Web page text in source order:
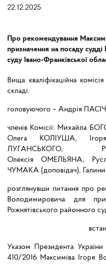
22.12.2025
Про рекомендування
призначення на посаду
суду Івано-Франківської
Вища кваліфікаційна
складі:
головуючого – Андрія
членів Комісії: Михайла
Олега КОЛІУША,
ЛУГАНСЬКОГО,
Олексія ОМЕЛЬЯНА,
ЧУМАКА (доповідач),
розглянувши питання про
Володимировича для
Рожнятівського районного
Указом Президента
410/2016 Максиміва Ігоря